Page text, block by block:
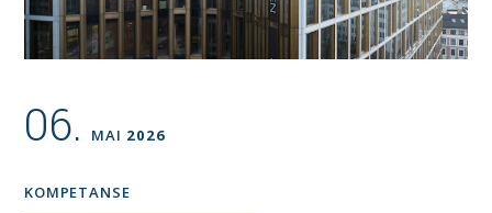
06. MAI 2026
KOMPETANSE